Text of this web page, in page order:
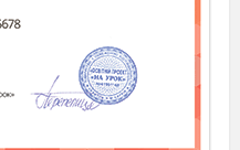
кришечки, інші
відчистити від
від лікарських та
і т.д. Бите скло